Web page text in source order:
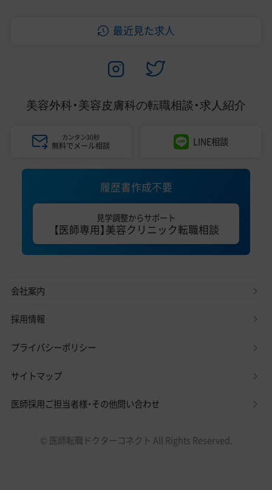
最近見た求人
美容外科・美容皮膚科の転職相談・求人紹介
カンタン30秒
無料でメール相談 LINE相談
履歴書作成不要
見学調整からサポート
【医師専用】美容クリニック転職相談
会社案内
採用情報
プライバシーポリシー
サイトマップ
医師採用ご担当者様・その他問い合わせ
© 医師転職ドクターコネクト All Rights Reserved.